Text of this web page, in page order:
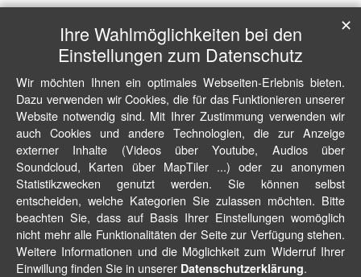
Ihre Wahlmöglichkeiten bei den
Einstellungen zum Datenschutz
Wir möchten Ihnen ein optimales Webseiten-Erlebnis bieten.
Dazu verwenden wir Cookies, die für das Funktionieren unserer
Website notwendig sind. Mit Ihrer Zustimmung verwenden wir
auch Cookies und andere Technologien, die zur Anzeige
externer Inhalte (Videos über Youtube, Audios über
Soundcloud, Karten über MapTiler ...) oder zu anonymen
Statistikzwecken genutzt werden. Sie können selbst
entscheiden, welche Kategorien Sie zulassen möchten. Bitte
beachten Sie, dass auf Basis Ihrer Einstellungen womöglich
nicht mehr alle Funktionalitäten der Seite zur Verfügung stehen.
Weitere Informationen und die Möglichkeit zum Widerruf Ihrer
Einwillung finden Sie in unserer Datenschutzerklärung.
✕